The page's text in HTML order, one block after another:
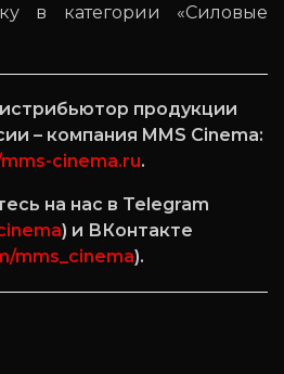
в категории «Силовые
продукции
– компания MMS Cinema:
cinema.ru.
на нас в Telegram
) и ВКонтакте
mms_cinema).